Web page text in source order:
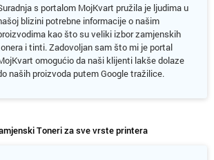
s portalom MojKvart pružila je ljudima u
blizini potrebne informacije o našim
kao što su veliki izbor zamjenskih
i tinti. Zadovoljan sam što mi je portal
omogućio da naši klijenti lakše dolaze
naših proizvoda putem Google tražilice.
Toneri za sve vrste printera